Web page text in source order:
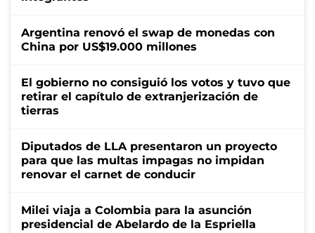
Argentina renovó el swap de monedas con
China por US$19.000 millones
El gobierno no consiguió los votos y tuvo que
retirar el capítulo de extranjerización de
tierras
Diputados de LLA presentaron un proyecto
para que las multas impagas no impidan
renovar el carnet de conducir
Milei viaja a Colombia para la asunción
presidencial de Abelardo de la Espriella